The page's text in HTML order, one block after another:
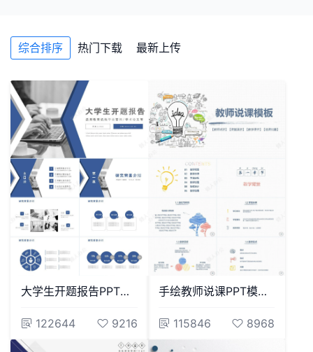
影视
体育运动
新闻传媒
财务税务
美容化妆
消防安全
扁平化
手绘 卡通 快闪
北欧INS
水墨水彩
唯美
莫兰迪风
渐变
综合排序 热门下载 最新上传
大学生开题报告PPT模板适用教育机构毕业答辩学术论文等
122644 9216
手绘教师说课PPT模板教师试讲课堂演讲教学课件说课比赛PPT模板
115846 8968